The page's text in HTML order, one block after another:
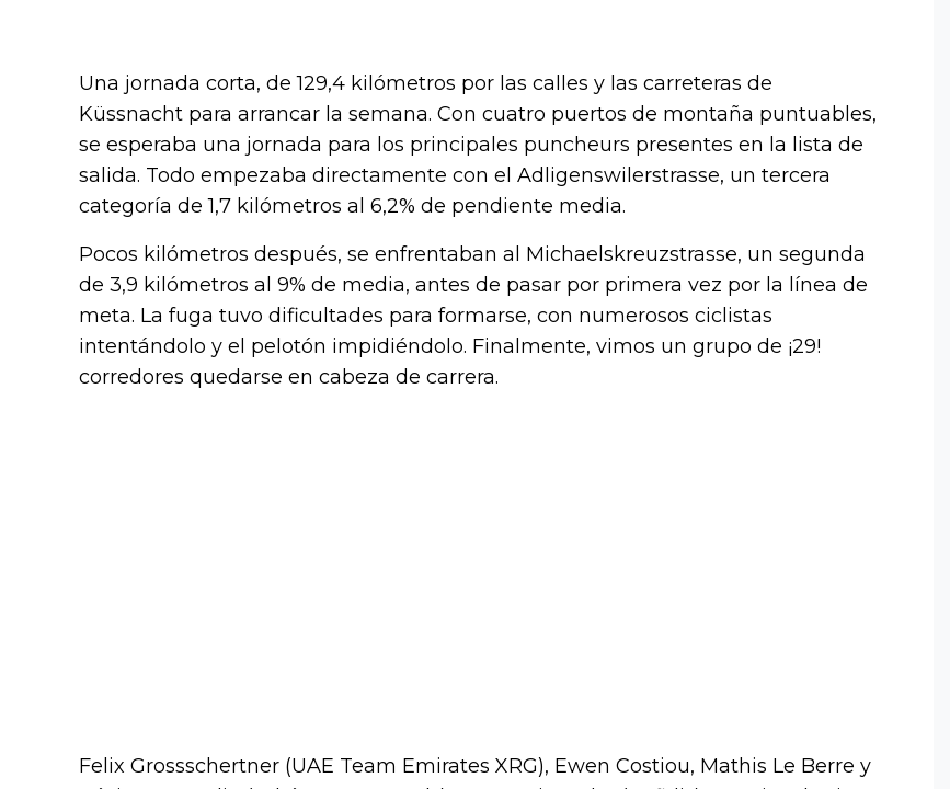
Una jornada corta, de 129,4 kilómetros por las calles y las carreteras de
Küssnacht para arrancar la semana. Con cuatro puertos de montaña puntuables,
se esperaba una jornada para los principales puncheurs presentes en la lista de
salida. Todo empezaba directamente con el Adligenswilerstrasse, un tercera
categoría de 1,7 kilómetros al 6,2% de pendiente media.
Pocos kilómetros después, se enfrentaban al Michaelskreuzstrasse, un segunda
de 3,9 kilómetros al 9% de media, antes de pasar por primera vez por la línea de
meta. La fuga tuvo dificultades para formarse, con numerosos ciclistas
intentándolo y el pelotón impidiéndolo. Finalmente, vimos un grupo de ¡29!
corredores quedarse en cabeza de carrera.
Felix Grossschertner (UAE Team Emirates XRG), Ewen Costiou, Mathis Le Berre y